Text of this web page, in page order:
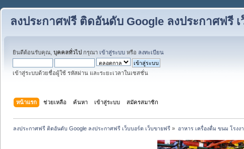
ลงประกาศฟรี ติดอันดับ Google ลงประกาศฟรี
ยินดีต้อนรับคุณ, บุคคลทั่วไป กรุณา เข้าสู่ระบบ หรือ ลงทะเบียน
เข้าสู่ระบบด้วยชื่อผู้ใช้ รหัสผ่าน และระยะเวลาในเซสชั่น
หน้าแรก ช่วยเหลือ ค้นหา เข้าสู่ระบบ สมัครสมาชิก
ลงประกาศฟรี ติดอันดับ Google ลงประกาศฟรี เว็บบอร์ด เว็บขายฟรี » อาหาร เครื่องดื่ม ขนม โรง